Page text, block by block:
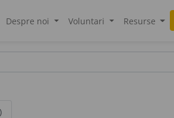
Despre noi Voluntari Resurse